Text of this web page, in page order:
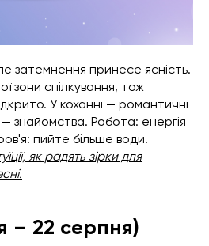
затемнення принесе ясність.
зони спілкування, тож
У коханні — романтичні
знайомства. Робота: енергія
пийте більше води.
як радять зірки для
– 22 серпня)